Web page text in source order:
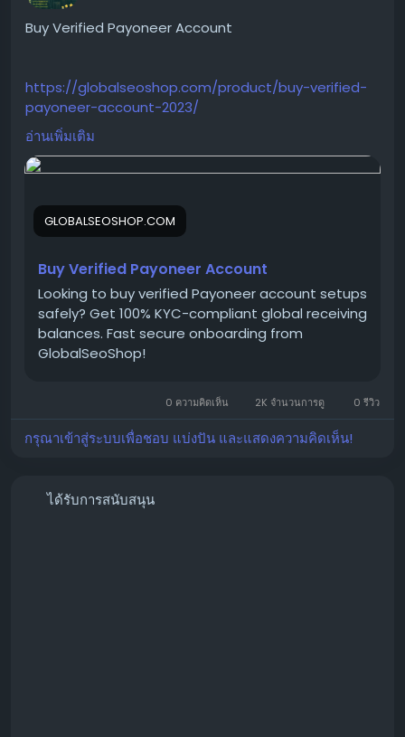
Buy Verified Payoneer Account
https://globalseoshop.com/product/buy-verified-
payoneer-account-2023/
On the off chance that you need more data simply
Email:Globalseoshop@gmail.com
WhatsApp: +18647088783
Telegram: @GlobalSeoShop
#BuyPayoneerAccount
#PayoneerForFreelancers
#GlobalSEOshop
อ่านเพิ่มเติม
GLOBALSEOSHOP.COM
Buy Verified Payoneer Account
Looking to buy verified Payoneer account setups
safely? Get 100% KYC-compliant global receiving
balances. Fast secure onboarding from
GlobalSeoShop!
0 ความคิดเห็น 2K จำนวนการดู 0 รีวิว
กรุณาเข้าสู่ระบบเพื่อชอบ แบ่งปัน และแสดงความคิดเห็น!
ได้รับการสนับสนุน